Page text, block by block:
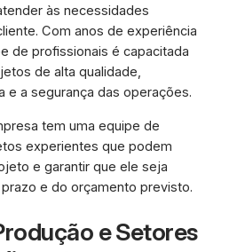
às necessidades
Com anos de experiência
de profissionais é capacitada
de alta qualidade,
e a segurança das operações.
tem uma equipe de
experientes que podem
e garantir que ele seja
e do orçamento previsto.
e Setores